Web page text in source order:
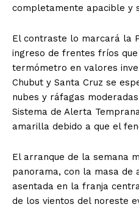
completamente apacible y
El contraste lo marcará la
ingreso de frentes fríos
termómetro en valores
Chubut y Santa Cruz se
nubes y ráfagas
Sistema de Alerta
amarilla debido a que el
El arranque de la semana
panorama, con la masa de
asentada en la franja
de los vientos del noreste